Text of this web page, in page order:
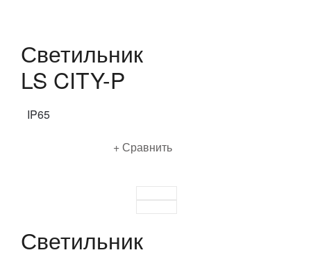
Светильник
LS CITY-P
IP65
Сравнить
Светильник